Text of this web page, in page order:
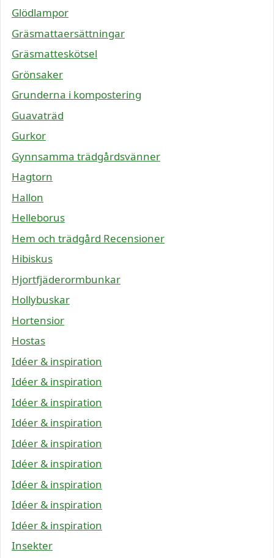
Glödlampor
Gräsmattaersättningar
Gräsmatteskötsel
Grönsaker
Grunderna i kompostering
Guavaträd
Gurkor
Gynnsamma trädgårdsvänner
Hagtorn
Hallon
Helleborus
Hem och trädgård Recensioner
Hibiskus
Hjortfjäderormbunkar
Hollybuskar
Hortensior
Hostas
Idéer & inspiration
Idéer & inspiration
Idéer & inspiration
Idéer & inspiration
Idéer & inspiration
Idéer & inspiration
Idéer & inspiration
Idéer & inspiration
Idéer & inspiration
Insekter